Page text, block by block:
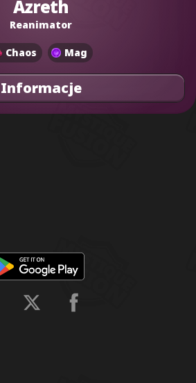
Azreth
Reanimator
Chaos Mag
Informacje